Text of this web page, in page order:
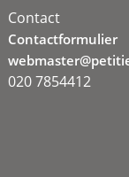
Contact
Contactformulier
020 7854412